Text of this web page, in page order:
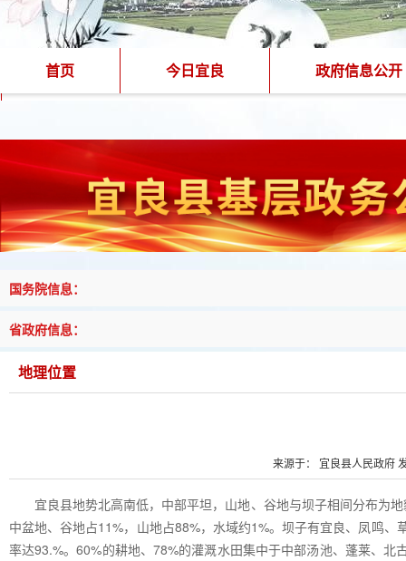
首页 今日宜良 政府信息公开
国务院信息：
省政府信息：
地理位置
来源于： 宜良县人民政府
宜良县地势北高南低，中部平坦，山地、谷地与坝子相间分布为
中盆地、谷地占11%，山地占88%，水域约1%。坝子有宜良、凤鸣
率达93.%。60%的耕地、78%的灌溉水田集中于中部汤池、蓬莱、